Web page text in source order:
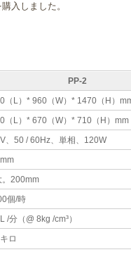
入しました。
PP-2
（L）* 960（W）* 1470（H）
（L）* 670（W）* 710（H）mm
、50 / 60Hz、単相、120W
。200mm
個/時
/分（@ 8kg /cm³）
ロ